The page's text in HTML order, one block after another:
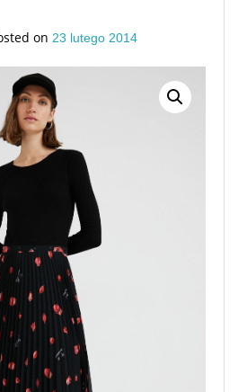
on 23 lutego 2014